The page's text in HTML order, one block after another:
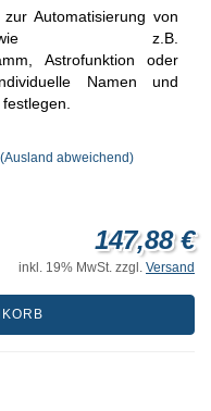
Automatisierung von
wie z.B.
Astrofunktion oder
Namen und
(Ausland abweichend)
147,88 €
inkl. 19% MwSt. zzgl. Versand